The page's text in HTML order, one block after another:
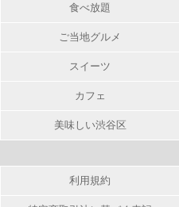
食べ放題
ご当地グルメ
スイーツ
カフェ
美味しい渋谷区
利用規約